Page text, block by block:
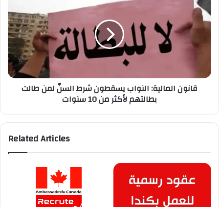
النواب
يسقطون
شرط
السنّ
لمن
طالت
بطالتهم
قانون المالية: النواب يسقطون شرط السنّ لمن طالت
بطالتهم لأكثر من 10 سنوات
Related Articles